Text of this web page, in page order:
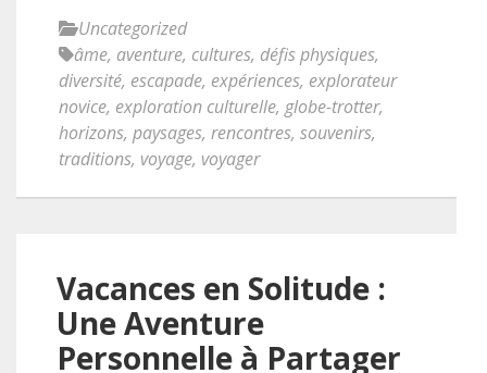
Uncategorized
âme, aventure, cultures, défis physiques,
diversité, escapade, expériences, explorateur
novice, exploration culturelle, globe-trotter,
horizons, paysages, rencontres, souvenirs,
traditions, voyage, voyager
Vacances en Solitude :
Une Aventure
Personnelle à Partager